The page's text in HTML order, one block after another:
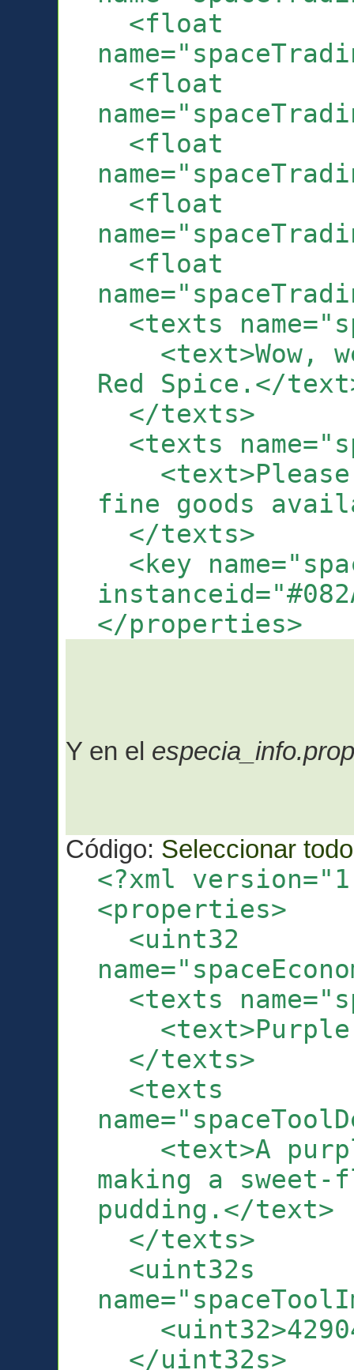
<float
<float
<float
<float
<float
<texts
<text>Wow,
Red Spice.</
</texts>
<texts
<text>Please
fine goods
</texts>
<key
</properties>
Y en el
Código: Seleccionar todo
<?xml
<properties>
<uint32
<texts
<text>Purple
</texts>
<texts
<text>A
making a
pudding.</text>
</texts>
<uint32s
</uint32s>